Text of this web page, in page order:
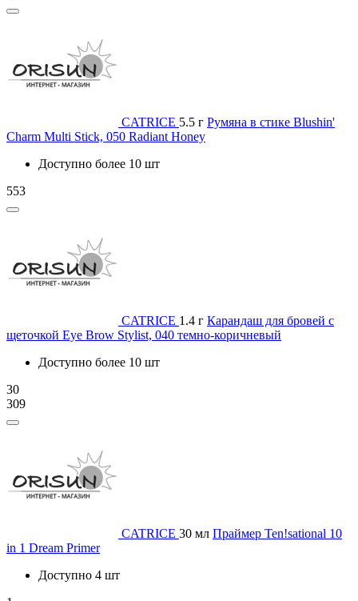
CATRICE 5.5 г Румяна в стике Blushin'
Charm Multi Stick, 050 Radiant Honey
Доступно более 10 шт
553
CATRICE 1.4 г Карандаш для бровей с
щеточкой Eye Brow Stylist, 040 темно-коричневый
Доступно более 10 шт
30
309
CATRICE 30 мл Праймер Ten!sational 10
in 1 Dream Primer
Доступно 4 шт